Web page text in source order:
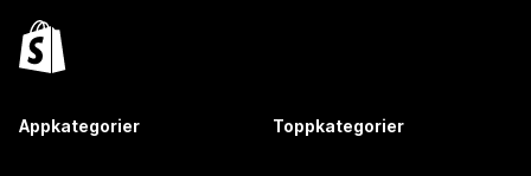
Appkategorier Toppkategorier